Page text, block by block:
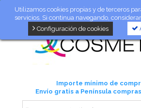
Utilizamos cookies propias y de terceros
servicios. Si continua navegando,
Configuración de cookies
Importe mínimo de
Envío gratis a Península